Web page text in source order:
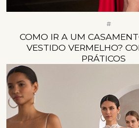
#
COMO IR A UM
VESTIDO VERMELHO?
PRÁTICOS